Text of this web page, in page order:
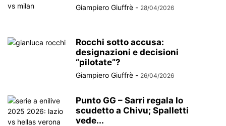
Giampiero Giuffrè - 28/04/2026
Rocchi sotto accusa:
designazioni e decisioni
“pilotate”?
Giampiero Giuffrè - 26/04/2026
Punto GG – Sarri regala lo
scudetto a Chivu; Spalletti
vede...